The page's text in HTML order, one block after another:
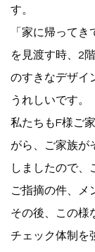
す。
「家に帰って
を見渡す時、 2
のすきなデザイ
うれしい
私たちもF様ご
がら、ご家族が
しましたので、
ご指摘の件、メ
その後、この様
チェック体制を